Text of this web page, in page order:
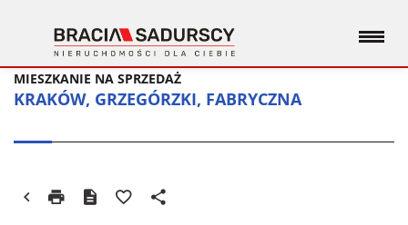
KRAKÓW, GRZEGÓRZKI, FABRYCZNA
MIESZKANIE NA SPRZEDAŻ